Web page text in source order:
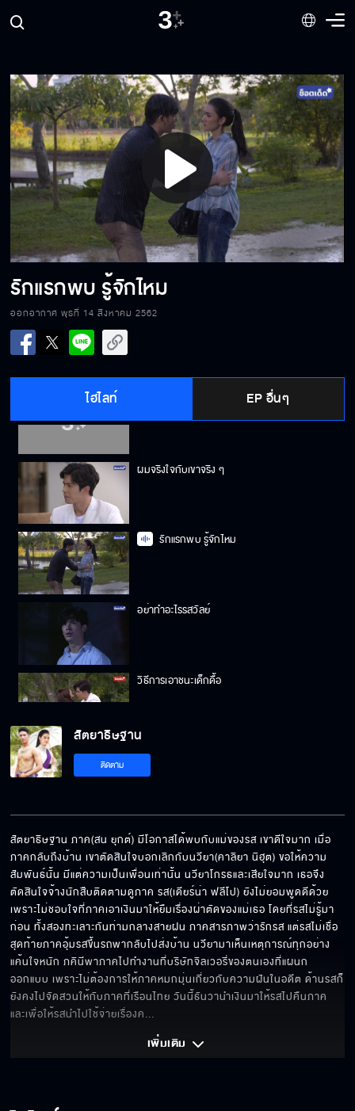
Play
Video
รักแรกพบ รู้จักไหม
ออกอากาศ พุธที่ 14 สิงหาคม 2562
ไฮไลท์ EP อื่นๆ
กว่าจะเป็นคุณนิ่มในวันนี้
อยากให้คุณนิ่มให้อภัย
กลับบ้านได้แล้วขอรับ
ผมจริงใจกับเขาจริง ๆ
รักแรกพบ รู้จักไหม
อย่าทำอะไรรสวัลย์
วิธีการเอาชนะเด็กดื้อ
วิธีเอาชนะความโกรธ
จะเกลียดจนวันตาย
ควรเป็นคนมีสัมมาคารวะนะขอรับ
โรคจิตคอยแอบมองให้เธอมีรอยยิ้ม
สัตยาธิษฐาน
ติดตาม
สัตยาธิษฐาน ภาค(สน ยุกต์) มีโอกาสได้พบกับแม่ของรส เขาดีใจมาก เมื่อ
ภาคกลับถึงบ้าน เขาตัดสินใจบอกเลิกกับนวียา(คาลิยา นิฮุต) ขอให้ความ
สัมพันธ์นั้น มีแต่ความเป็นเพื่อนเท่านั้น นวียาโกรธและเสียใจมาก เธอจึง
ตัดสินใจจ้างนักสืบติดตามดูภาค รส(เดียร์น่า ฟลีโป) ยังไม่ยอมพูดดีด้วย
เพราะไม่ชอบใจที่ภาคเอาเงินมาให้ยืมเรื่องผ่าตัดของแม่เธอ โดยที่รสไม่รู้มา
ก่อน ทั้งสองทะเลาะกันท่ามกลางสายฝน ภาคสารภาพว่ารักรส แต่รสไม่เชื่อ
สุดท้ายภาคอุ้มรสขึ้นรถพากลับไปส่งบ้าน นวียามาเห็นเหตุการณ์ทุกอย่าง
แค้นใจหนัก ภคินีพาภาคไปทำงานที่บริษัทจิลเวอรี่ของตนเองที่แผนก
ออกแบบ เพราะไม่ต้องการให้ภาคหมกมุ่นเกี่ยวกับความฝันในอดีต ด้านรสก็
ยังคงไปจัดสวนให้กับภาคที่เรือนไทย วันนี้ธันวานำเงินมาให้รสไปคืนภาค
และเพื่อให้รสนำไปใช้จ่ายเรื่องค...
เพิ่มเติม